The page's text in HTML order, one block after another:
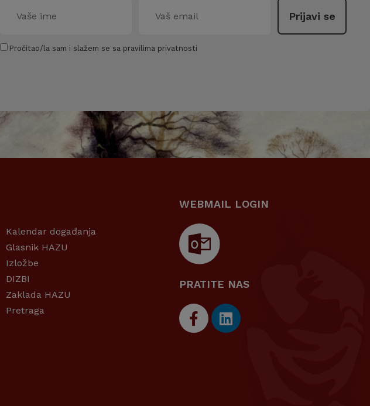
Pročitao/la sam i slažem se sa pravilima privatnosti
Kalendar događanja
Glasnik HAZU
Izložbe
DIZBI
Zaklada HAZU
Pretraga
WEBMAIL LOGIN
PRATITE NAS